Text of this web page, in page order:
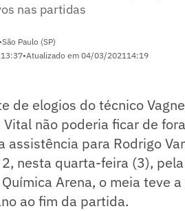
nas partidas
•São Paulo (SP)
13:37•Atualizado em 04/03/202114:19
de elogios do técnico
Vital não poderia ficar de
assistência para Rodrigo
nesta quarta-feira (3),
Arena, o meia teve
ao fim da partida.